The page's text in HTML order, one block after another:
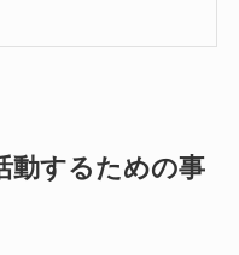
動するための事